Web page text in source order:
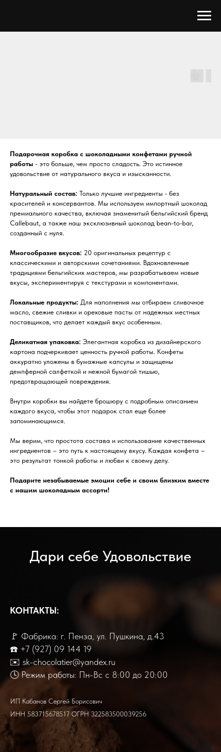
Подарочная коробка с шоколадными конфетами ручной
работы - это больше, чем просто сладость. Это истинное
удовольствие от натурального вкуса и изысканности.
Натуральный состав: Только лучшие ингредиенты - без
красителей и консервантов. Мы используем импортный шоколад
премиального качества, включая знаменитый бельгийский бренд
Callebaut, а также наш эксклюзивный шоколад bean-to-bar,
созданный с нуля.
Многообразие вкусов: 20 оригинальных рецептур с
классическими и авторскими сочетаниями. Вдохновленные
традициями бельгийских мастеров, мы разрабатываем новые
вкусы, экспериментируя с текстурами и компонентами.
Локальные продукты: Для наполнения мы отбираем сливочное
масло, свежие сливки и ореховые пасты от надежных местных
поставщиков, что делает каждый вкус особенным.
Деликатная упаковка: Элегантная коробка из дизайнерского
картона подчеркивает ценность ручной работы. Конфеты
аккуратно уложены в бумажные капсулы и защищены
демпферной салфеткой и нежной бумагой тишью,
предотвращающей повреждения.
Внутри коробки вы найдете брошюру с подробным описанием
каждого вкуса, чтобы этот подарок стал еще более
запоминающимся.
Мы верим, что простота состава и использование качественных
ингредиентов – это путь к настоящему вкусу. Каждая конфета –
это результат тонкой работы и любви к своему делу.
Подарите незабываемые эмоции себе и своим близким вместе
с нашим шоколадным ассорти!
Дари себе Удовольствие
КОНТАКТЫ:
🚩 Фабрика: г. Пенза, ул. Пушкина, д.43
☎️ +7 (927) 09 144 19
✉️ sk-chocolatier@yandex.ru
🕓 Режим работы: Пн-Вс с 8:00 до 20:00
ИП Кабанов Сергей Борисович
ИНН 583715678517 ОГРН 322583500039256